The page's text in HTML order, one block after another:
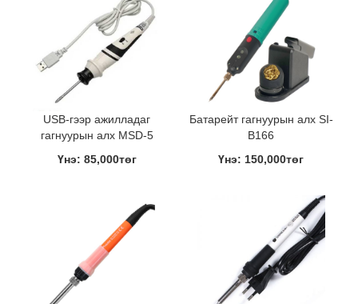
USB-гээр ажилладаг
гагнуурын алх MSD-5
Үнэ: 85,000төг
Батарейт гагнуурын алх SI-
B166
Үнэ: 150,000төг